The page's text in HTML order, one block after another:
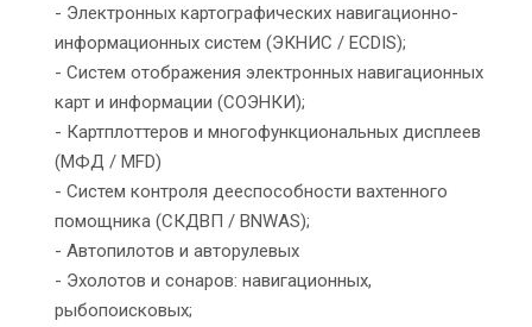
- Электронных картографических навигационно-
информационных систем (ЭКНИС / ECDIS);
- Систем отображения электронных навигационных
карт и информации (СОЭНКИ);
- Картплоттеров и многофункциональных дисплеев
(МФД / MFD)
- Систем контроля дееспособности вахтенного
помощника (СКДВП / BNWAS);
- Автопилотов и авторулевых
- Эхолотов и сонаров: навигационных,
рыбопоисковых;